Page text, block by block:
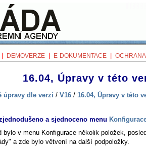
DEMOVERZE E-DOKUMENTACE
16.04, Úpravy v této
úpravy dle verzí / V16 / 16.04, Úpravy v této
a sjednoceno menu
bylo v menu Konfigurace několik položek,
a zde bylo větvení na další podpoložky.